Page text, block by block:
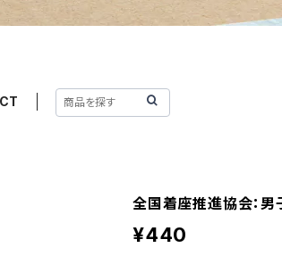
全国着座推進協会：男
¥440